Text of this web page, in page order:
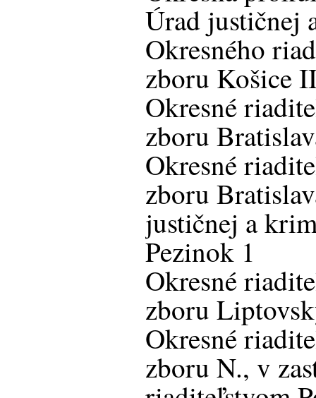
Úrad justičnej
Okresného
zboru Košice
Okresné
zboru
Okresné
zboru
justičnej a
Pezinok 1
Okresné
zboru
Okresné
zboru N., v